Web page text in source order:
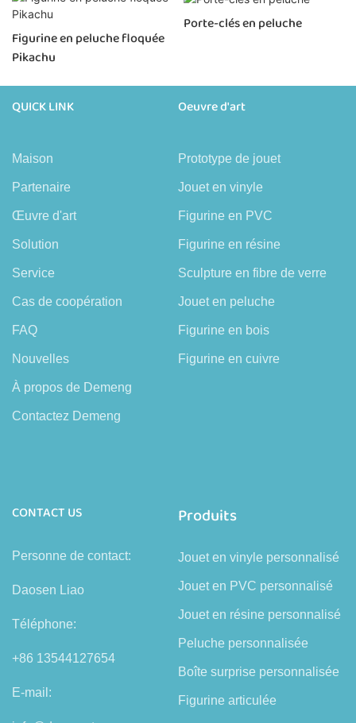
Figurine en peluche floquée
Pikachu
Porte-clés en peluche
QUICK LINK
Maison
Partenaire
Œuvre d'art
Solution
Service
Cas de coopération
FAQ
Nouvelles
À propos de Demeng
Contactez Demeng
Oeuvre d'art
Prototype de jouet
Jouet en vinyle
Figurine en PVC
Figurine en résine
Sculpture en fibre de verre
Jouet en peluche
Figurine en bois
Figurine en cuivre
CONTACT US
Personne de contact:
Daosen Liao
Téléphone:
+86 13544127654
E-mail:
Produits
Jouet en vinyle personnalisé
Jouet en PVC personnalisé
Jouet en résine personnalisé
Peluche personnalisée
Boîte surprise personnalisée
Figurine articulée